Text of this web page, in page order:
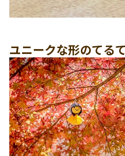
ユニークな形のてる